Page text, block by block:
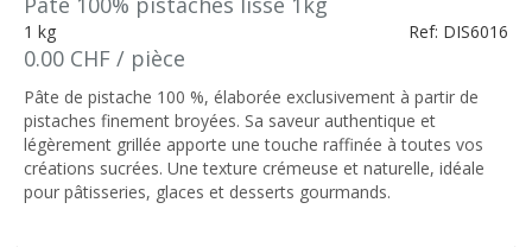
1 kg Ref: DIS6016
0.00 CHF / pièce
Pâte de pistache 100 %, élaborée exclusivement à partir de
pistaches finement broyées. Sa saveur authentique et
légèrement grillée apporte une touche raffinée à toutes vos
créations sucrées. Une texture crémeuse et naturelle, idéale
pour pâtisseries, glaces et desserts gourmands.